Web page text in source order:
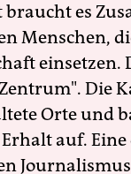
braucht es
Menschen,
einsetzen.
Die
Orte und
auf.